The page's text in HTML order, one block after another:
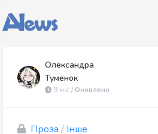
Олександра
Туменок
9 міс / Оновлено
Проза / Інше